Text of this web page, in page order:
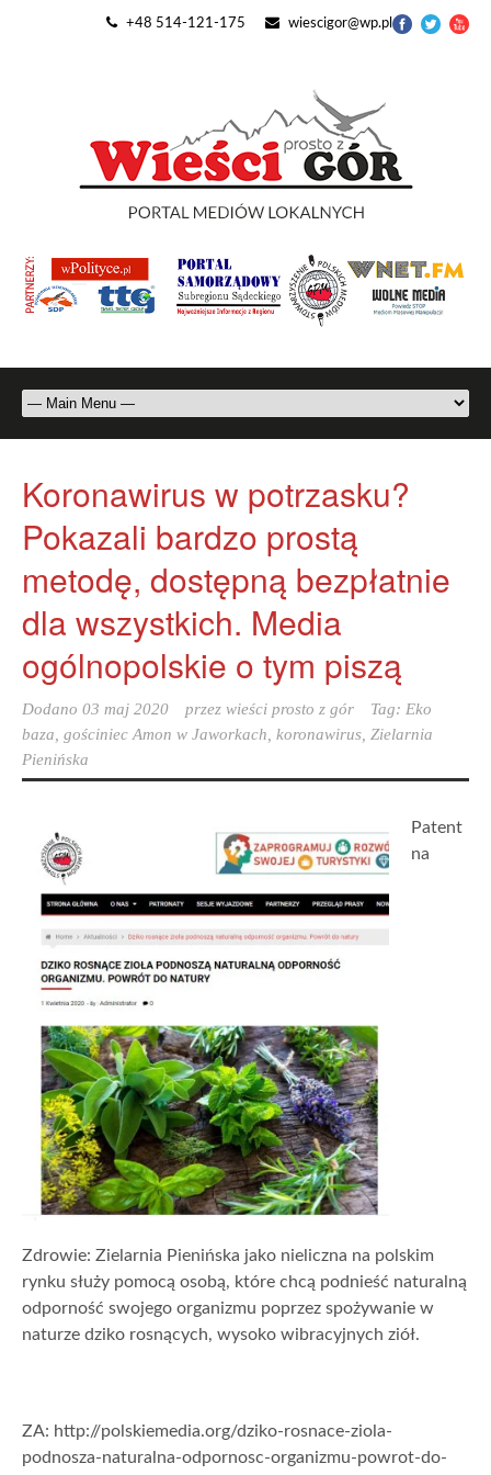
+48 514-121-175 wiescigor@wp.pl
Koronawirus w potrzasku?
Pokazali bardzo prostą
metodę, dostępną bezpłatnie
dla wszystkich. Media
ogólnopolskie o tym piszą
Dodano 03 maj 2020 przez wieści prosto z gór Tag: Eko
baza gościniec Amon w Jaworkach koronawirus Zielarnia
Pienińska
Patent
na
Zdrowie: Zielarnia Pienińska jako nieliczna na polskim
rynku służy pomocą osobą, które chcą podnieść naturalną
odporność swojego organizmu poprzez spożywanie w
naturze dziko rosnących, wysoko wibracyjnych ziół.
ZA: http://polskiemedia.org/dziko-rosnace-ziola-
podnosza-naturalna-odpornosc-organizmu-powrot-do-